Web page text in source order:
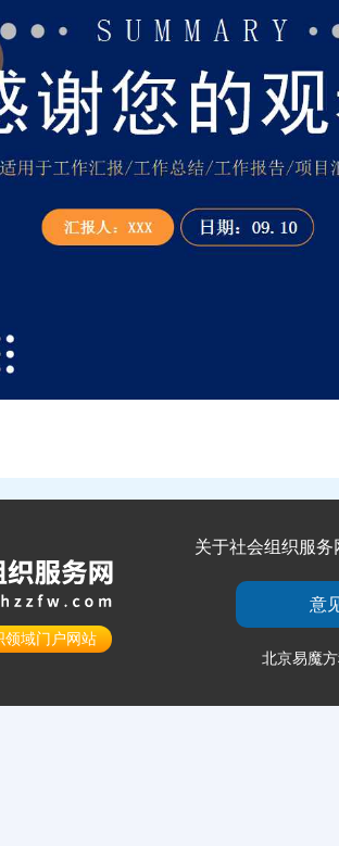
领域门户网站
关于社会组织服务
意
北京易魔